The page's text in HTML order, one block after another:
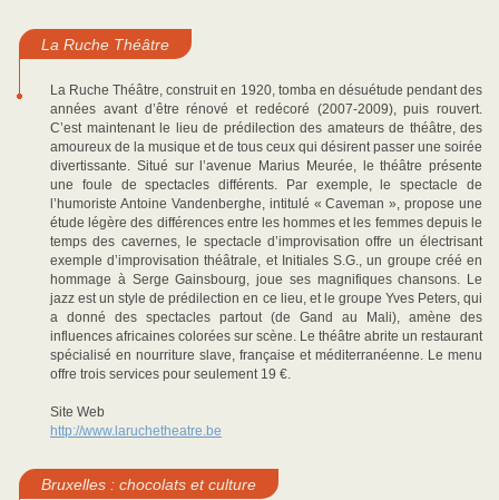
La Ruche Théâtre
La Ruche Théâtre, construit en 1920, tomba en désuétude pendant des
années avant d’être rénové et redécoré (2007-2009), puis rouvert.
C’est maintenant le lieu de prédilection des amateurs de théâtre, des
amoureux de la musique et de tous ceux qui désirent passer une soirée
divertissante. Situé sur l’avenue Marius Meurée, le théâtre présente
une foule de spectacles différents. Par exemple, le spectacle de
l’humoriste Antoine Vandenberghe, intitulé « Caveman », propose une
étude légère des différences entre les hommes et les femmes depuis le
temps des cavernes, le spectacle d’improvisation offre un électrisant
exemple d’improvisation théâtrale, et Initiales S.G., un groupe créé en
hommage à Serge Gainsbourg, joue ses magnifiques chansons. Le
jazz est un style de prédilection en ce lieu, et le groupe Yves Peters, qui
a donné des spectacles partout (de Gand au Mali), amène des
influences africaines colorées sur scène. Le théâtre abrite un restaurant
spécialisé en nourriture slave, française et méditerranéenne. Le menu
offre trois services pour seulement 19 €.
Site Web
http://www.laruchetheatre.be
Bruxelles : chocolats et culture